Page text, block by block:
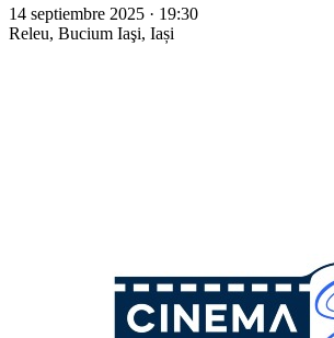
14 septiembre 2025 · 19:30
Releu, Bucium Iaşi, Iași